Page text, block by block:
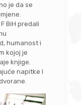
je da se
BiH predali
humanost i
kojoj je
knjige.
napitke I